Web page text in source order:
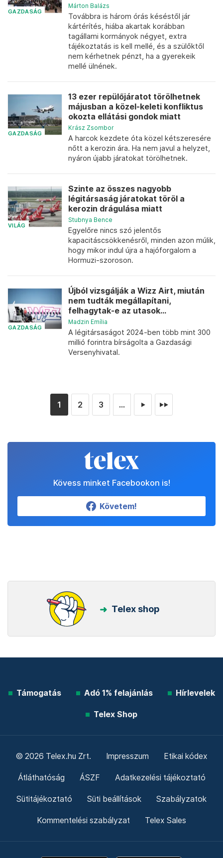
GAZDASÁG
Márton Balázs
Továbbra is három órás késéstől jár
kártérítés, hiába akartak korábban
tagállami kormányok négyet, extra
tájékoztatás is kell mellé, és a szülőktől
nem kérhetnek pénzt, ha a gyerekeik
mellé ülnének.
GAZDASÁG
13 ezer repülőjáratot törölhetnek
májusban a közel-keleti konfliktus
okozta ellátási gondok miatt
Krász Zsombor
A harcok kezdete óta közel kétszeresére
nőtt a kerozin ára. Ha nem javul a helyzet,
nyáron újabb járatokat törölhetnek.
VILÁG
Szinte az összes nagyobb
légitársaság járatokat töröl a
kerozin drágulása miatt
Stubnya Bence
Egyelőre nincs szó jelentős
kapacitáscsökkenésről, minden azon múlik,
hogy mikor indul újra a hajóforgalom a
Hormuzi-szoroson.
GAZDASÁG
Újból vizsgálják a Wizz Airt, miután
nem tudták megállapítani,
felhagytak-e az utasok...
Madzin Emília
A légitársaságot 2024-ben több mint 300
millió forintra bírságolta a Gazdasági
Versenyhivatal.
1 2 3 ... ► ►►
Kövess minket Facebookon is!
Követem!
Telex shop
Támogatás Adó 1% felajánlás Hírlevelek
Telex Shop
© 2026 Telex.hu Zrt. Impresszum Etikai kódex
Átláthatóság ÁSZF Adatkezelési tájékoztató
Sütitájékoztató Süti beállítások Szabályzatok
Kommentelési szabályzat Telex Sales